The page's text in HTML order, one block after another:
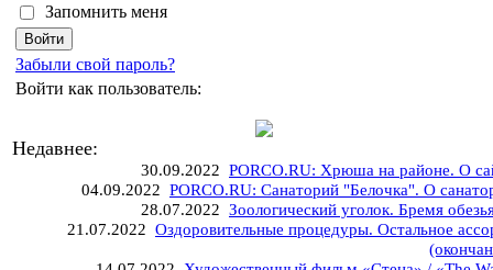
Запомнить меня
Забыли свой пароль?
Войти как пользователь:
Недавнее:
30.09.2022 PORCO.RU: Хрюша на районе. О
04.09.2022 PORCO.RU: Санаторий "Белочка". О
28.07.2022 Зоологический уголок. Бремя
21.07.2022 Оздоровительные процедуры. Остальное